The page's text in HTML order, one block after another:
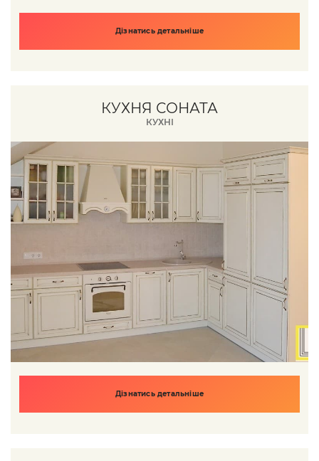
Дізнатись детальніше
КУХНЯ СОНАТА
КУХНІ
Дізнатись детальніше